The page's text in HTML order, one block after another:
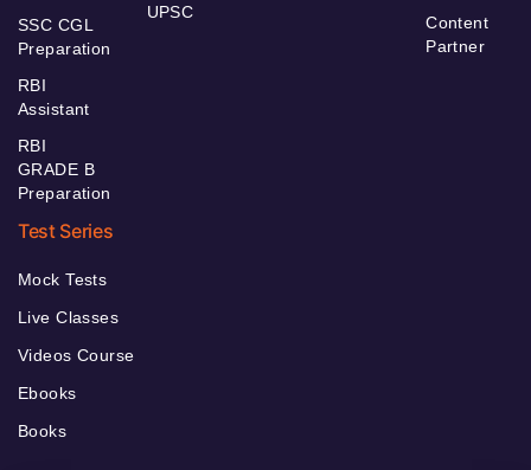
SSC CGL
Preparation
RBI
Assistant
RBI
GRADE B
Preparation
UPSC
Content
Partner
Test Series
Mock Tests
Live Classes
Videos Course
Ebooks
Books